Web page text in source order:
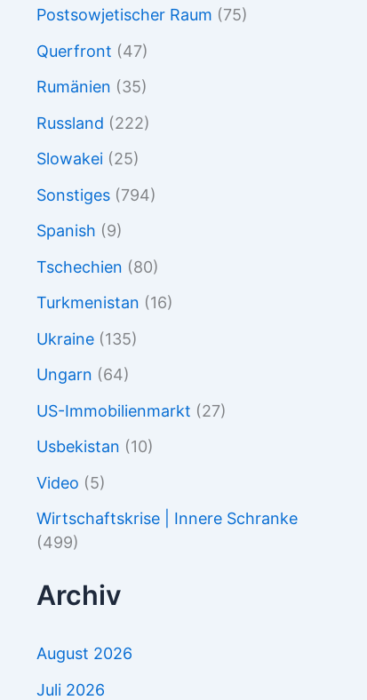
Postsowjetischer Raum (75)
Querfront (47)
Rumänien (35)
Russland (222)
Slowakei (25)
Sonstiges (794)
Spanish (9)
Tschechien (80)
Turkmenistan (16)
Ukraine (135)
Ungarn (64)
US-Immobilienmarkt (27)
Usbekistan (10)
Video (5)
Wirtschaftskrise | Innere Schranke
(499)
Archiv
August 2026
Juli 2026